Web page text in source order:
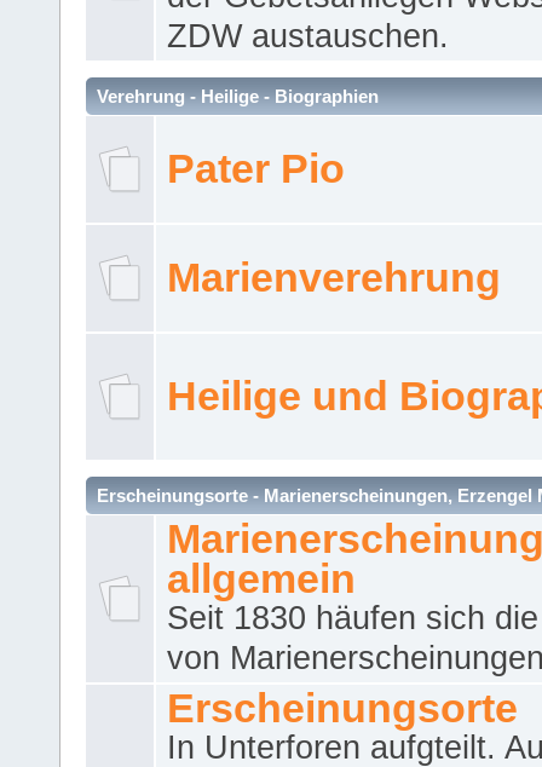
ZDW austauschen.
Verehrung - Heilige - Biographien
Pater Pio
Marienverehrung
Heilige und
Erscheinungsorte - Marienerscheinungen, Erzengel
allgemein
Seit 1830 häufen sich
von
Erscheinungsorte
In Unterforen aufgteilt.